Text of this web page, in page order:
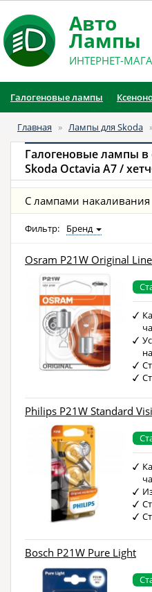
Авто
Лампы
ИНТЕРНЕТ-
Галогеновые лампы
Главная » Лампы для Skoda
Галогеновые лампы в
Skoda Octavia A7 /
С лампами накаливания
Фильтр: Бренд
Osram P21W Original
Philips P21W Standard
Bosch P21W Pure Light